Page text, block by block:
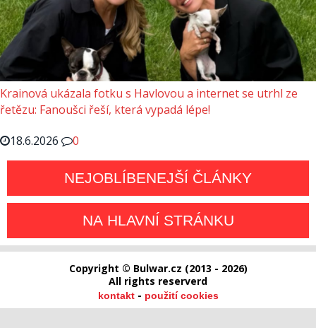
Krainová ukázala fotku s Havlovou a internet se utrhl ze
řetězu: Fanoušci řeší, která vypadá lépe!
18.6.2026
0
NEJOBLÍBENEJŠÍ ČLÁNKY
NA HLAVNÍ STRÁNKU
Copyright © Bulwar.cz (2013 - 2026)
All rights reserverd
kontakt- použití cookies